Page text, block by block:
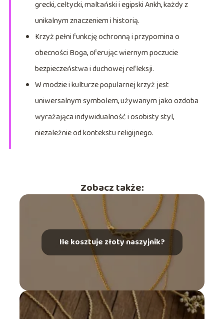
grecki, celtycki, maltański i egipski Ankh, każdy z
unikalnym znaczeniem i historią.
Krzyż pełni funkcję ochronną i przypomina o
obecności Boga, oferując wiernym poczucie
bezpieczeństwa i duchowej refleksji.
W modzie i kulturze popularnej krzyż jest
uniwersalnym symbolem, używanym jako ozdoba
wyrażająca indywidualność i osobisty styl,
niezależnie od kontekstu religijnego.
Zobacz także:
Ile kosztuje złoty naszyjnik?